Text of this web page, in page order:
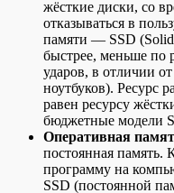
жёсткие диски, со
отказываться в
памяти — SSD (Solid
быстрее, меньше по
ударов, в отличии
ноутбуков). Ресурс
равен ресурсу
бюджетные модели
Оперативная
постоянная память.
программу на
SSD (постоянной